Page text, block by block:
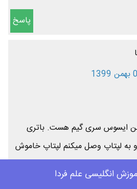
پاسخ
من ایسوس سری گیم هست. باتری
به لپتاپ وصل میکنم لپتاپ خاموش
میشه و کارمیکنه. مشکل از کجاست؟
انگلیسی علم فردا